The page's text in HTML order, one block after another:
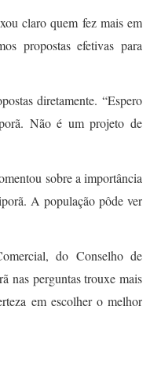
claro quem fez mais em
propostas efetivas para
diretamente. “Espero
Não é um projeto de
sobre a importância
A população pôde ver
do Conselho de
nas perguntas trouxe mais
em escolher o melhor